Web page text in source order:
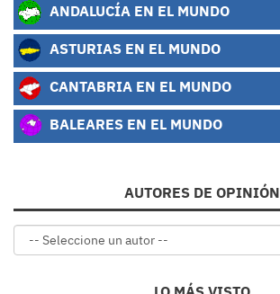
ANDALUCÍA EN EL MUNDO
ASTURIAS EN EL MUNDO
CANTABRIA EN EL MUNDO
BALEARES EN EL MUNDO
AUTORES DE OPINIÓN